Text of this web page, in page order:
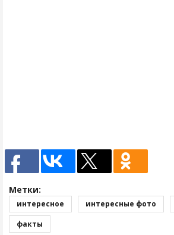
Метки:
интересное интересные фото
факты